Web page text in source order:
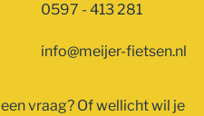
0597 - 413 281
info@meijer-fietsen.nl
vraag? Of wellicht wil je